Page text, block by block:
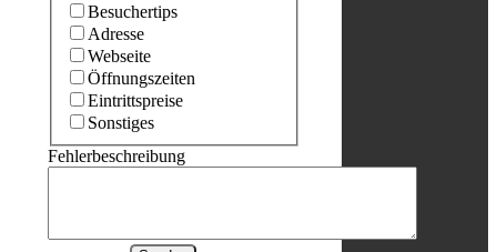
Besuchertips
Adresse
Webseite
Öffnungszeiten
Eintrittspreise
Sonstiges
Fehlerbeschreibung